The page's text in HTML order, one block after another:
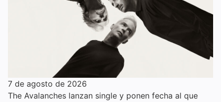
7 de agosto de 2026
The Avalanches lanzan single y ponen fecha al que